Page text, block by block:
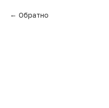
Обратно